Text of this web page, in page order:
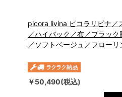
picora livina ピコラリビナ／
／ハイバック／布／ブラッ
／ソフトベージュ／フロー
￥50,490(税込)